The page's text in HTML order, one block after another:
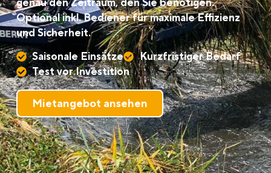
Optional inkl. Bediener für maximale Effizienz
und Sicherheit.
Saisonale Einsätze
Kurzfristiger Bedarf
Test vor Investition
Mietangebot ansehen